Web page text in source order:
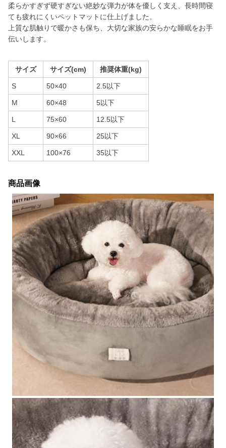
柔らかすぎず硬すぎない絶妙な弾力が体を優しく支え、長時間寝
ても疲れにくいペットマットに仕上げました。
上質な肌触りで暖かさも保ち、大切な家族の安らかな睡眠をお手
伝いします。
サイズ サイズ(cm) 推奨体重(kg)
S 50×40 2.5以下
M 60×48 5以下
L 75×60 12.5以下
XL 90×66 25以下
XXL 100×76 35以下
商品画像